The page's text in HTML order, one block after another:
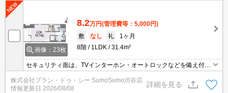
画像：23枚
8.2万円(管理費等：5,000円)
敷
なし 礼
1ヶ月
8階
1LDK 31.4m²
セキュリティ面は、TVインターホン・オートロックなどを備え付け
ているので安心して暮らせます。洗面化粧台を採用しているので、
歯ブラシやドライヤーなどをまとめてスッキリ収納できます。収納
はクロゼット・シューズボックスなど豊富なので、衣類や履き物の
株式会社プラン・ドゥ・シー SumoSumo渋谷店
情報更新日 2026/08/08
詳細を見る